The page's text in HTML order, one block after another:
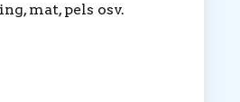
mat, pels osv.